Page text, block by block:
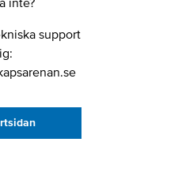
inte?
support